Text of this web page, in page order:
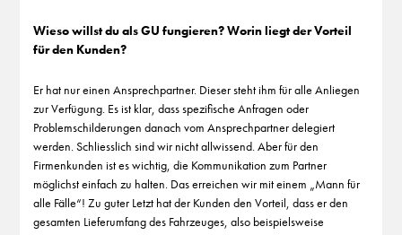
Wieso willst du als GU fungieren? Worin liegt der Vorteil
für den Kunden?
Er hat nur einen Ansprechpartner. Dieser steht ihm für alle Anliegen
zur Verfügung. Es ist klar, dass spezifische Anfragen oder
Problemschilderungen danach vom Ansprechpartner delegiert
werden. Schliesslich sind wir nicht allwissend. Aber für den
Firmenkunden ist es wichtig, die Kommunikation zum Partner
möglichst einfach zu halten. Das erreichen wir mit einem „Mann für
alle Fälle“! Zu guter Letzt hat der Kunden den Vorteil, dass er den
gesamten Lieferumfang des Fahrzeuges, also beispielsweise